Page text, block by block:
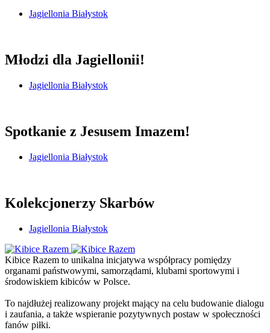
Jagiellonia Białystok
Młodzi dla Jagiellonii!
Jagiellonia Białystok
Spotkanie z Jesusem Imazem!
Jagiellonia Białystok
Kolekcjonerzy Skarbów
Jagiellonia Białystok
Kibice Razem to unikalna inicjatywa współpracy pomiędzy
organami państwowymi, samorządami, klubami sportowymi i
środowiskiem kibiców w Polsce.
To najdłużej realizowany projekt mający na celu budowanie dialogu
i zaufania, a także wspieranie pozytywnych postaw w społeczności
fanów piłki.